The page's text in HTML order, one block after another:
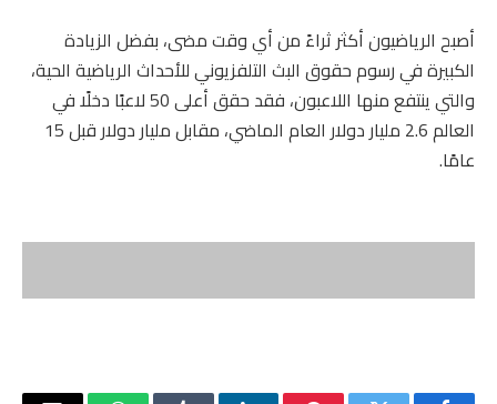
أصبح الرياضيون أكثر ثراءً من أي وقت مضى، بفضل الزيادة
الكبيرة في رسوم حقوق البث التلفزيوني للأحداث الرياضية الحية،
والتي ينتفع منها اللاعبون، فقد حقق أعلى 50 لاعبًا دخلًا في
العالم 2.6 مليار دولار العام الماضي، مقابل مليار دولار قبل 15
عامًا.